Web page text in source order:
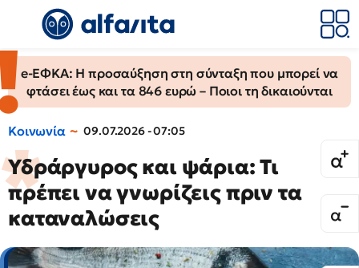
e-ΕΦΚΑ: Η προσαύξηση στη σύνταξη που μπορεί να
φτάσει έως και τα 846 ευρώ – Ποιοι τη δικαιούνται
Κοινωνία 09.07.2026 - 07:05
Υδράργυρος και ψάρια: Τι
πρέπει να γνωρίζεις πριν τα
καταναλώσεις